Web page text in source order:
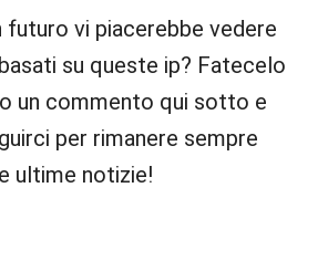
futuro vi piacerebbe vedere
su queste ip? Fatecelo
un commento qui sotto e
per rimanere sempre
ultime notizie!